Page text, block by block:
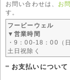
お問い合わせは、 お
す。
フービーウェル
▼営業時間
・9：00-18：00（
土日祝除く
お支払いについて